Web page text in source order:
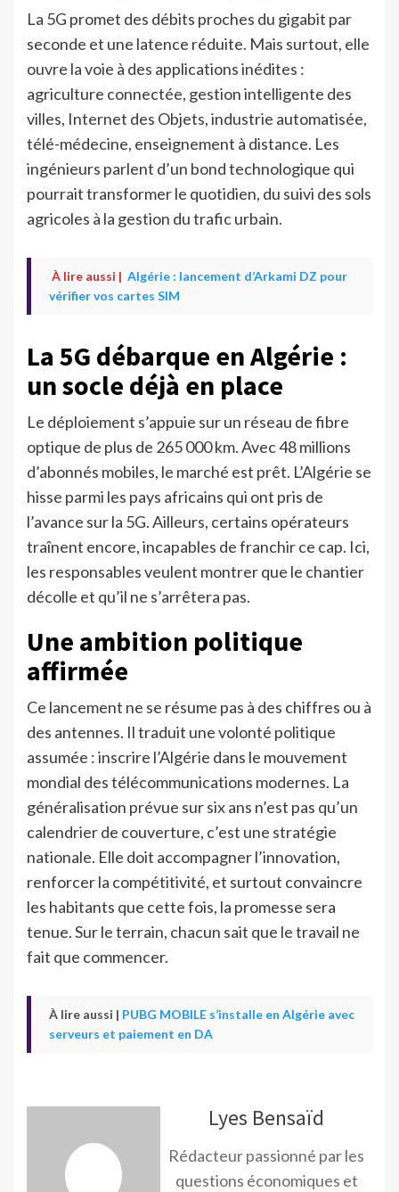
La 5G promet des débits proches du gigabit par
seconde et une latence réduite. Mais surtout, elle
ouvre la voie à des applications inédites :
agriculture connectée, gestion intelligente des
villes, Internet des Objets, industrie automatisée,
télé-médecine, enseignement à distance. Les
ingénieurs parlent d’un bond technologique qui
pourrait transformer le quotidien, du suivi des sols
agricoles à la gestion du trafic urbain.
À lire aussi | Algérie : lancement d’Arkami DZ pour
vérifier vos cartes SIM
La 5G débarque en Algérie :
un socle déjà en place
Le déploiement s’appuie sur un réseau de fibre
optique de plus de 265 000 km. Avec 48 millions
d’abonnés mobiles, le marché est prêt. L’Algérie se
hisse parmi les pays africains qui ont pris de
l’avance sur la 5G. Ailleurs, certains opérateurs
traînent encore, incapables de franchir ce cap. Ici,
les responsables veulent montrer que le chantier
décolle et qu’il ne s’arrêtera pas.
Une ambition politique
affirmée
Ce lancement ne se résume pas à des chiffres ou à
des antennes. Il traduit une volonté politique
assumée : inscrire l’Algérie dans le mouvement
mondial des télécommunications modernes. La
généralisation prévue sur six ans n’est pas qu’un
calendrier de couverture, c’est une stratégie
nationale. Elle doit accompagner l’innovation,
renforcer la compétitivité, et surtout convaincre
les habitants que cette fois, la promesse sera
tenue. Sur le terrain, chacun sait que le travail ne
fait que commencer.
À lire aussi | PUBG MOBILE s’installe en Algérie avec
serveurs et paiement en DA
Lyes Bensaïd
Rédacteur passionné par les
questions économiques et